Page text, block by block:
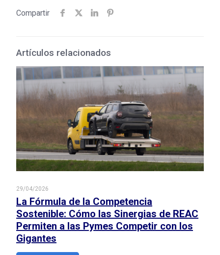
Compartir
Artículos relacionados
29/04/2026
La Fórmula de la Competencia
Sostenible: Cómo las Sinergias de REAC
Permiten a las Pymes Competir con los
Gigantes